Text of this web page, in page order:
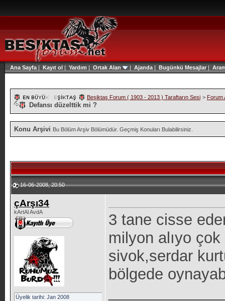
Ana Sayfa | Kayıt ol | Yardım | Ortak Alan | Ajanda | Bugünkü Mesajlar|
Beşiktaş Forum ( 1903 - 2013 ) Taraftarın Sesi > Forum
Defansı düzelttik mi ?
Konu Arşivi Bu Bölüm Arşiv Bölümüdür. Geçmiş Konuları Bulabilirsiniz.
16-06-2008, 20:50
çArşı34
kArtAl AvdA
Üyelik tarihi: Jan 2008
3 tane cisse
milyon alıyo
sivok,serdar
bölgede